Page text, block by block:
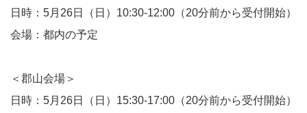
日時：5月26日（日）10:30-12:00（20分前から受付開始）
会場：都内の予定
＜郡山会場＞
日時：5月26日（日）15:30-17:00（20分前から受付開始）